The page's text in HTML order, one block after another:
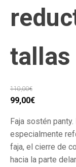
tallas
110,00€
El
original
era:
110,00€.
99,00€El
actual
es:
99,00€.
Faja sostén
especialmente
faja, el cierre de
hacia la parte